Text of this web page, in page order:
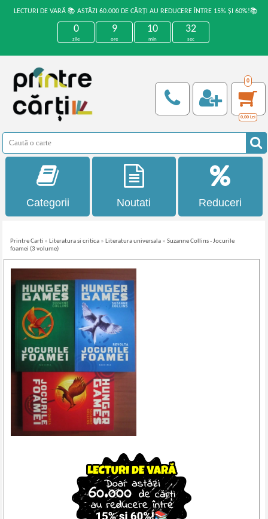
LECTURI DE VARĂ 📚 ASTĂZI 60.000 DE CĂRȚI AU REDUCERE ÎNTRE 15% ȘI 60%!📚
0
zile
9
ore
10
min
32
sec
0
0,00 Lei
Categorii Noutati Reduceri
Printre Carti » Literatura si critica » Literatura universala »Suzanne Collins - Jocurile
foamei (3 volume)